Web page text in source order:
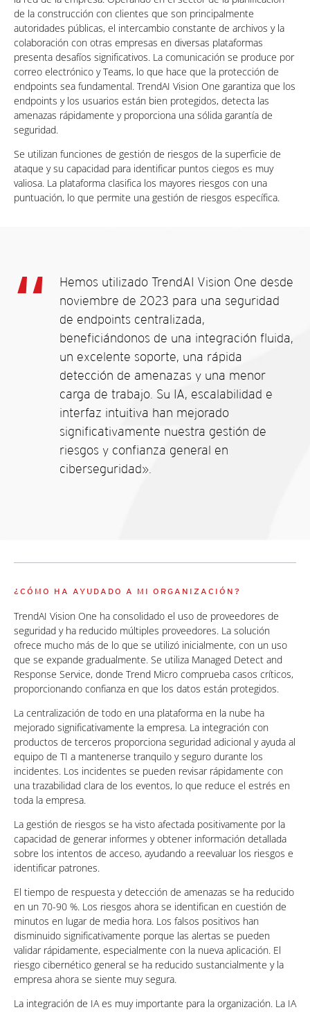
de la construcción con clientes que son principalmente
autoridades públicas, el intercambio constante de archivos y la
colaboración con otras empresas en diversas plataformas
presenta desafíos significativos. La comunicación se produce por
correo electrónico y Teams, lo que hace que la protección de
endpoints sea fundamental. TrendAI Vision One garantiza que los
endpoints y los usuarios están bien protegidos, detecta las
amenazas rápidamente y proporciona una sólida garantía de
seguridad.
Se utilizan funciones de gestión de riesgos de la superficie de
ataque y su capacidad para identificar puntos ciegos es muy
valiosa. La plataforma clasifica los mayores riesgos con una
puntuación, lo que permite una gestión de riesgos específica.
Hemos utilizado TrendAI Vision One desde
noviembre de 2023 para una seguridad
de endpoints centralizada,
beneficiándonos de una integración fluida,
un excelente soporte, una rápida
detección de amenazas y una menor
carga de trabajo. Su IA, escalabilidad e
interfaz intuitiva han mejorado
significativamente nuestra gestión de
riesgos y confianza general en
ciberseguridad».
¿CÓMO HA AYUDADO A MI ORGANIZACIÓN?
TrendAI Vision One ha consolidado el uso de proveedores de
seguridad y ha reducido múltiples proveedores. La solución
ofrece mucho más de lo que se utilizó inicialmente, con un uso
que se expande gradualmente. Se utiliza Managed Detect and
Response Service, donde Trend Micro comprueba casos críticos,
proporcionando confianza en que los datos están protegidos.
La centralización de todo en una plataforma en la nube ha
mejorado significativamente la empresa. La integración con
productos de terceros proporciona seguridad adicional y ayuda al
equipo de TI a mantenerse tranquilo y seguro durante los
incidentes. Los incidentes se pueden revisar rápidamente con
una trazabilidad clara de los eventos, lo que reduce el estrés en
toda la empresa.
La gestión de riesgos se ha visto afectada positivamente por la
capacidad de generar informes y obtener información detallada
sobre los intentos de acceso, ayudando a reevaluar los riesgos e
identificar patrones.
El tiempo de respuesta y detección de amenazas se ha reducido
en un 70-90 %. Los riesgos ahora se identifican en cuestión de
minutos en lugar de media hora. Los falsos positivos han
disminuido significativamente porque las alertas se pueden
validar rápidamente, especialmente con la nueva aplicación. El
riesgo cibernético general se ha reducido sustancialmente y la
empresa ahora se siente muy segura.
La integración de IA es muy importante para la organización. La IA